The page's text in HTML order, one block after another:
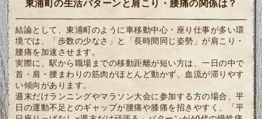
東浦町の生活パターンと肩こり・腰痛の関係は？
結論として、東浦町のように車移動中心・座り仕事が多い環
境では、「歩数の少なさ」と「長時間同じ姿勢」が肩こり・
腰痛を加速させます。
実際に、駅から職場までの移動距離が短い方は、一日の中で
首・肩・腰まわりの筋肉がほとんど動かず、血流が滞りやす
い傾向があります。
週末だけランニングやマラソン大会に参加する方の場合、平
日の運動不足とのギャップが腰痛や膝痛を招きやすく、「平